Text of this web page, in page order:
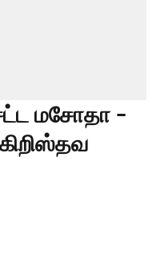
மசோதா -